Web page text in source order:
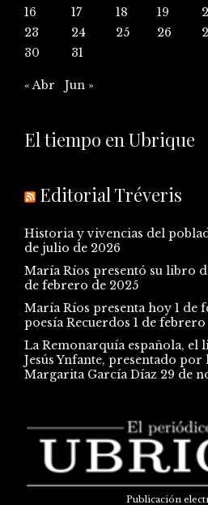
16
17 18 19
23
24 25 26
30
31
« Abr Jun »
El tiempo en Ubrique
Editorial Tréveris
Historia y vivencias del
de julio de 2026
María Ríos presentó su libro
de febrero de 2025
María Ríos presenta hoy 1 de
poesía Recuerdos 1 de febrero
La Remonarquía española, el
Jesús Ynfante, presentado
Margarita García Díaz 29 de
Publicación